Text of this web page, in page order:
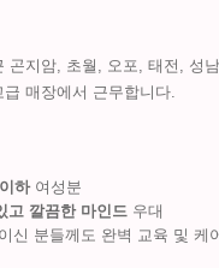
곤지암, 초월, 오포, 태전, 성
매장에서 근무합니다.
하여성분
고 깔끔한 마인드우대
신 분들께도 완벽 교육 및 케